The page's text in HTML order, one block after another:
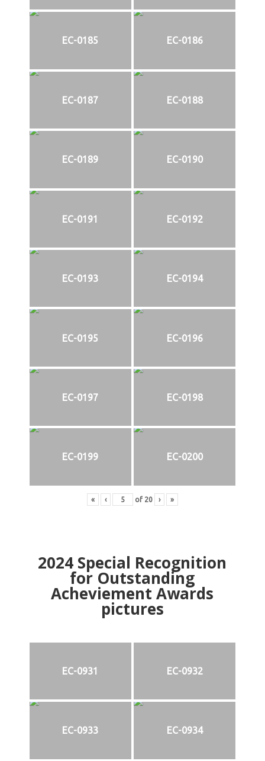
EC-0185 EC-0186
EC-0187 EC-0188
EC-0189 EC-0190
EC-0191 EC-0192
EC-0193 EC-0194
EC-0195 EC-0196
EC-0197 EC-0198
EC-0199 EC-0200
« ‹ of 20 › »
2024 Special Recognition
for Outstanding
Acheviement Awards
pictures
EC-0931 EC-0932
EC-0933 EC-0934